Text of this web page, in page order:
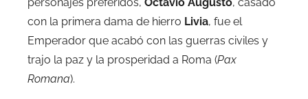
con la primera dama de hierro Livia, fue el
Emperador que acabó con las guerras civiles y
trajo la paz y la prosperidad a Roma (Pax
Romana).